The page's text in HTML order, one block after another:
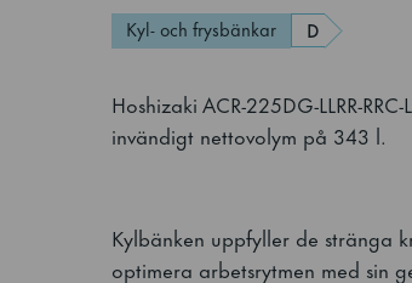
Kyl- och frysbänkar D
Hoshizaki ACR-225DG-LLRR-
invändigt nettovolym på 343 l.
Kylbänken uppfyller de stränga
optimera arbetsrytmen med sin